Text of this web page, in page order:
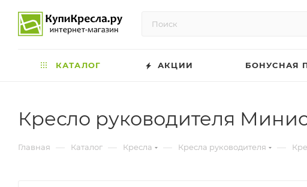
КАТАЛОГ АКЦИИ БОНУСНАЯ
Кресло руководителя
Главная — Каталог — Кресла — Кресла руководителя —